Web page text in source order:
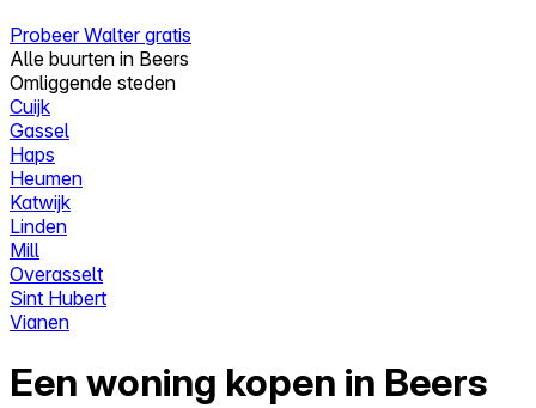
Alles-in-één
Reviews
Prijzen
Log in
Probeer Walter gratis
Probeer Walter gratis
Alle buurten in Beers
Omliggende steden
Cuijk
Gassel
Haps
Heumen
Katwijk
Linden
Mill
Overasselt
Sint Hubert
Vianen
Een woning kopen in Beers